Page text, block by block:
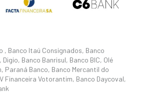
, Banco Itaú Consignados, Banco
Banco Banrisul, Banco BIC, Olé
Paraná Banco, Banco Mercantil do
Financeira Votorantim, Banco Daycoval,